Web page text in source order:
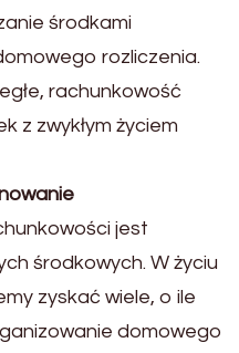
środkami
rozliczenia.
rachunkowość
z zwykłym życiem
jest
środkowych. W życiu
zyskać wiele, o ile
domowego